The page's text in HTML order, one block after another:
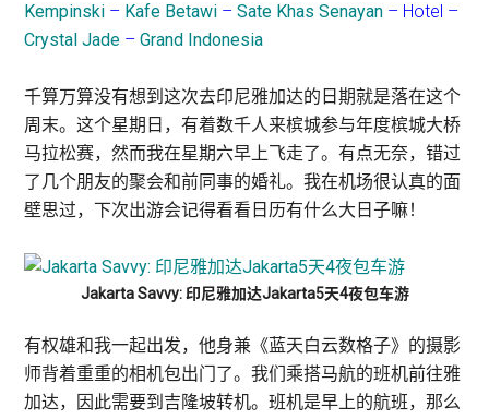
Kempinski – Kafe Betawi –Sate Khas Senayan – Hotel –
Crystal Jade – Grand Indonesia
千算万算没有想到这次去印尼雅加达的日期就是落在这个
周末。这个星期日，有着数千人来槟城参与年度槟城大桥
马拉松赛，然而我在星期六早上飞走了。有点无奈，错过
了几个朋友的聚会和前同事的婚礼。我在机场很认真的面
壁思过，下次出游会记得看看日历有什么大日子嘛！
Jakarta Savvy: 印尼雅加达Jakarta5天4夜包车游
有权雄和我一起出发，他身兼《蓝天白云数格子》的摄影
师背着重重的相机包出门了。我们乘搭马航的班机前往雅
加达，因此需要到吉隆坡转机。班机是早上的航班，那么